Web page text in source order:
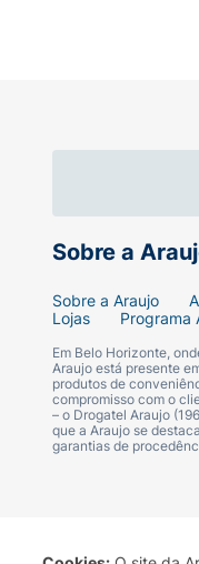
Sobre a
Sobre a Araujo
Lojas
Programa
Em Belo Horizonte,
Araujo está presente
produtos de
compromisso com o
– o Drogatel Araujo
que a Araujo se
garantias de